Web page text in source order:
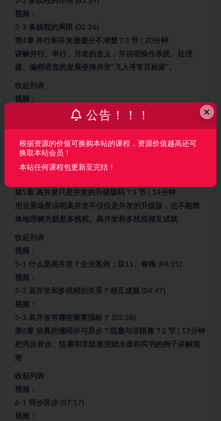
视频：
3-3 多线程的局限 (02:26)
第4章 并行和并发傻傻分不清楚？3 节 | 20分钟
讲解并行、串行、并发的含义，并说明操作系统、处理
器、编程语言的发展使得并发“飞入寻常百姓家”。
收起列表
视频：
4-1 并行和并发 (08:25)
4-2 并发的第二种概念——生活场景举例：打 游戏时女朋友
来电话查岗 (06:56)
视频：
第5章 高并发只是并发的升级版吗？3 节 | 14分钟
用业界场景说明高并发不仅仅是并发的升级版，也不能简
单地理解为就是多线程。高并发和多线程相互成就
收起列表
视频：
5-1 什么是高并发？企业案例：双11、春晚 (04:21)
视频：
5-2 高并发和多线程的关系？相互成就 (04:47)
视频：
5-3 高并发有哪些重要指标？ (03:58)
第6章 你真的懂同步与异步？阻塞与非阻塞？2 节 | 13分钟
把同步异步、阻塞和非阻塞用烧水壶和买书的例子讲解清
楚
收起列表
视频：
6-1 同步异步 (07:17)
视频：
×
公告！！！
根据资源的价值可换购本站的课程，资源价值越高还可
换取本站会员！
本站任何课程包更新至完结！